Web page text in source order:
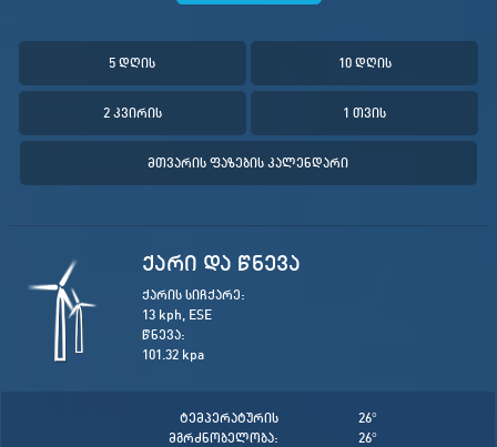
5 დღის 10 დღის
2 კვირის 1 თვის
მთვარის ფაზების კალენდარი
ქარი და წნევა
ქარის სიჩქარე:
13 kph, ESE
წნევა:
101.32 kpa
ტემპერატურის
მგრძნობელობა:
26°
26°